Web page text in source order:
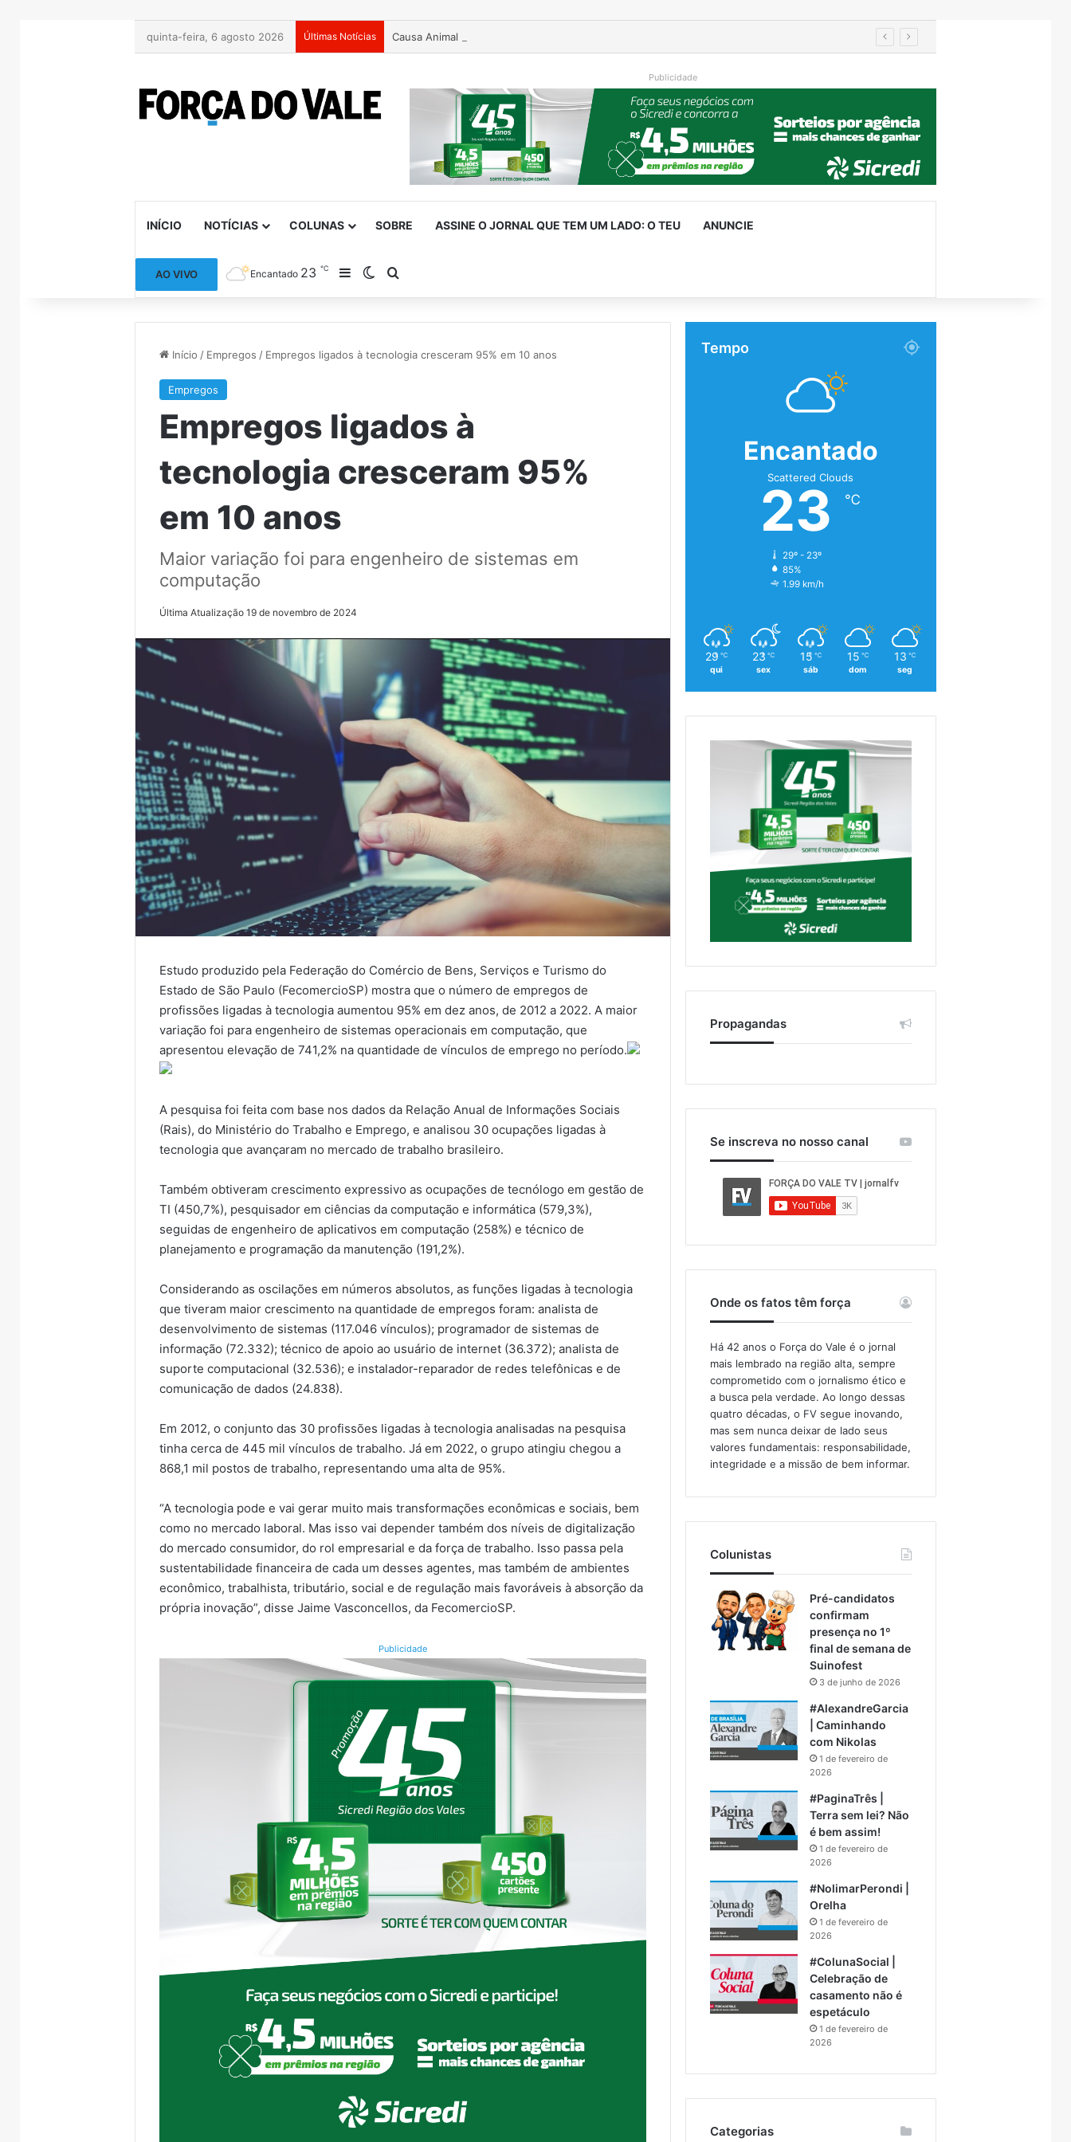
quinta-feira, 6 agosto 2026 Últimas Notícias Causa Animal intensifica fiscalização de cavalos soltos e alerta tutores em Encantado
Publicidade
INÍCIO NOTÍCIAS COLUNAS SOBRE ASSINE O JORNAL QUE TEM UM LADO: O TEU ANUNCIE
AO VIVO Encantado 23℃ Barra Lateral
Switch skin
Início / Empregos / Empregos ligados à tecnologia cresceram 95% em 10 anos
Empregos
Empregos ligados à
tecnologia cresceram 95%
em 10 anos
Maior variação foi para engenheiro de sistemas em
computação
Última Atualização 19 de novembro de 2024
Estudo produzido pela Federação do Comércio de Bens, Serviços e Turismo do
Estado de São Paulo (FecomercioSP) mostra que o número de empregos de
profissões ligadas à tecnologia aumentou 95% em dez anos, de 2012 a 2022. A maior
variação foi para engenheiro de sistemas operacionais em computação, que
apresentou elevação de 741,2% na quantidade de vínculos de emprego no período.
A pesquisa foi feita com base nos dados da Relação Anual de Informações Sociais
(Rais), do Ministério do Trabalho e Emprego, e analisou 30 ocupações ligadas à
tecnologia que avançaram no mercado de trabalho brasileiro.
Também obtiveram crescimento expressivo as ocupações de tecnólogo em gestão de
TI (450,7%), pesquisador em ciências da computação e informática (579,3%),
seguidas de engenheiro de aplicativos em computação (258%) e técnico de
planejamento e programação da manutenção (191,2%).
Considerando as oscilações em números absolutos, as funções ligadas à tecnologia
que tiveram maior crescimento na quantidade de empregos foram: analista de
desenvolvimento de sistemas (117.046 vínculos); programador de sistemas de
informação (72.332); técnico de apoio ao usuário de internet (36.372); analista de
suporte computacional (32.536); e instalador-reparador de redes telefônicas e de
comunicação de dados (24.838).
Em 2012, o conjunto das 30 profissões ligadas à tecnologia analisadas na pesquisa
tinha cerca de 445 mil vínculos de trabalho. Já em 2022, o grupo atingiu chegou a
868,1 mil postos de trabalho, representando uma alta de 95%.
“A tecnologia pode e vai gerar muito mais transformações econômicas e sociais, bem
como no mercado laboral. Mas isso vai depender também dos níveis de digitalização
do mercado consumidor, do rol empresarial e da força de trabalho. Isso passa pela
sustentabilidade financeira de cada um desses agentes, mas também de ambientes
econômico, trabalhista, tributário, social e de regulação mais favoráveis à absorção da
própria inovação”, disse Jaime Vasconcellos, da FecomercioSP.
Publicidade
Tempo
Encantado
Scattered Clouds
23 ℃
29º - 23º
85%
1.99 km/h
29 ℃
qui
23 ℃
sex
15 ℃
sáb
15 ℃
dom
13 ℃
seg
Propagandas
Se inscreva no nosso canal
Onde os fatos têm força
Há 42 anos o Força do Vale é o jornal
mais lembrado na região alta, sempre
comprometido com o jornalismo ético e
a busca pela verdade. Ao longo dessas
quatro décadas, o FV segue inovando,
mas sem nunca deixar de lado seus
valores fundamentais: responsabilidade,
integridade e a missão de bem informar.​
Colunistas
Pré-candidatos
confirmam
presença no 1º
final de semana de
Suinofest
3 de junho de 2026
#AlexandreGarcia
| Caminhando
com Nikolas
1 de fevereiro de
2026
#PaginaTrês |
Terra sem lei? Não
é bem assim!
1 de fevereiro de
2026
#NolimarPerondi |
Orelha
1 de fevereiro de
2026
#ColunaSocial |
Celebração de
casamento não é
espetáculo
1 de fevereiro de
2026
Categorias